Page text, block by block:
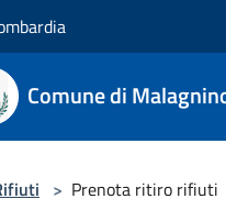
Comune di
> Prenota ritiro rifiuti